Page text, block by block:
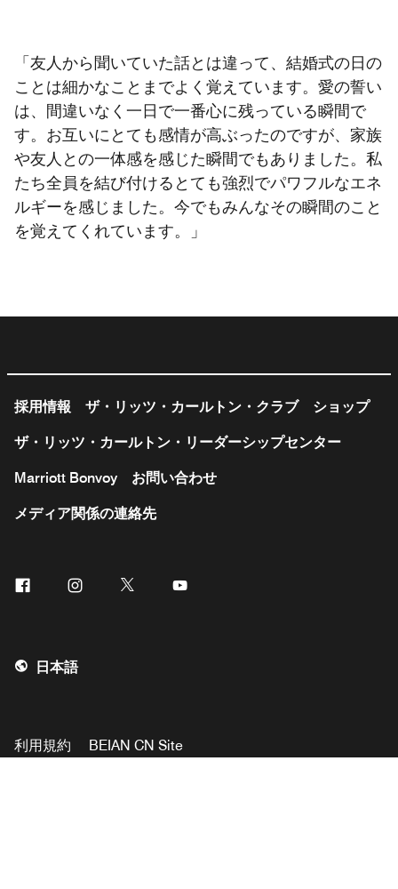
「友人から聞いていた話とは違って、結婚式の日の
ことは細かなことまでよく覚えています。愛の誓い
は、間違いなく一日で一番心に残っている瞬間で
す。お互いにとても感情が高ぶったのですが、家族
や友人との一体感を感じた瞬間でもありました。私
たち全員を結び付けるとても強烈でパワフルなエネ
ルギーを感じました。今でもみんなその瞬間のこと
を覚えてくれています。」
採用情報 ザ・リッツ・カールトン・クラブ ショップ
ザ・リッツ・カールトン・リーダーシップセンター
Marriott Bonvoy お問い合わせ
メディア関係の連絡先
Facebook Instagram Twitter
日本語
利用規約 BEIAN CN Site